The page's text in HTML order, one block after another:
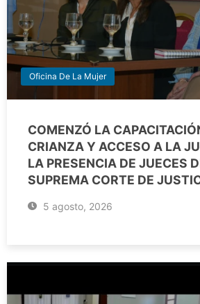
Oficina De La Mujer
COMENZÓ LA
CRIANZA Y ACCESO A LA
LA PRESENCIA DE JUECES
SUPREMA CORTE DE
5 agosto, 2026